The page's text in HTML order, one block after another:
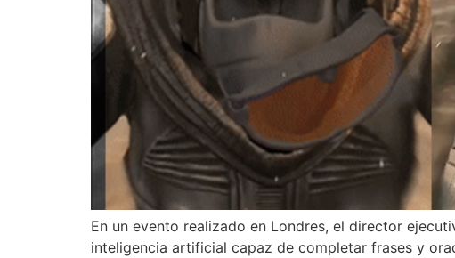
En un evento realizado en Londres, el director
inteligencia artificial capaz de completar frases y